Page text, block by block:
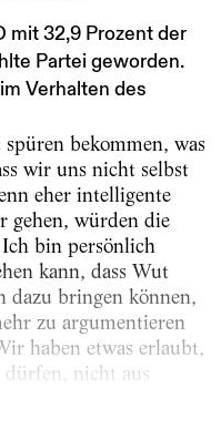
mit 32,9 Prozent der
Partei geworden.
Verhalten des
bekommen, was
wir uns nicht selbst
eher intelligente
gehen, würden die
bin persönlich
kann, dass Wut
dazu bringen können,
zu argumentieren
haben etwas erlaubt,
nicht aus